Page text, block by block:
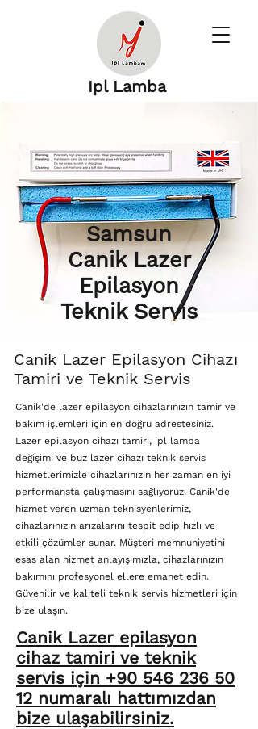
Ipl Lamba
Samsun
Canik Lazer
Epilasyon
Teknik Servis
Canik Lazer Epilasyon Cihazı
Tamiri ve Teknik Servis
Canik'de lazer epilasyon cihazlarınızın tamir ve
bakım işlemleri için en doğru adrestesiniz.
Lazer epilasyon cihazı tamiri, ipl lamba
değişimi ve buz lazer cihazı teknik servis
hizmetlerimizle cihazlarınızın her zaman en iyi
performansta çalışmasını sağlıyoruz. Canik'de
hizmet veren uzman teknisyenlerimiz,
cihazlarınızın arızalarını tespit edip hızlı ve
etkili çözümler sunar. Müşteri memnuniyetini
esas alan hizmet anlayışımızla, cihazlarınızın
bakımını profesyonel ellere emanet edin.
Güvenilir ve kaliteli teknik servis hizmetleri için
bize ulaşın.
Canik Lazer epilasyon
cihaz tamiri ve teknik
servis için +90 546 236 50
12 numaralı hattımızdan
bize ulaşabilirsiniz.